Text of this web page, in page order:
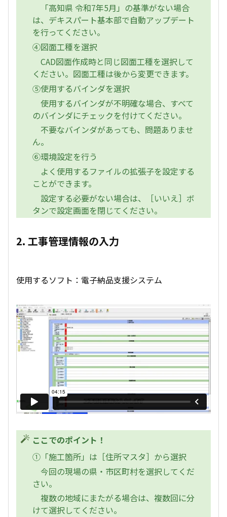
「高知県 令和7年5月」の基準がない場合
は、デキスパート基本部で自動アップデート
を行ってください。
④図面工種を選択
CAD図面作成時と同じ図面工種を選択して
ください。図面工種は後から変更できます。
⑤使用するバインダを選択
使用するバインダが不明確な場合、すべて
のバインダにチェックを付けてください。
不要なバインダがあっても、問題ありませ
ん。
⑥環境設定を行う
よく使用するファイルの拡張子を設定する
ことができます。
設定する必要がない場合は、［いいえ］ボ
タンで設定画面を閉じてください。
2. 工事管理情報の入力
使用するソフト：電子納品支援システム
ここでのポイント！
①「施工箇所」は［住所マスタ］から選択
今回の現場の県・市区町村を選択してくだ
さい。
複数の地域にまたがる場合は、複数回に分
けて選択してください。